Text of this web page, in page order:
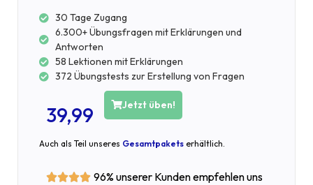
30 Tage Zugang
6.300+ Übungsfragen mit Erklärungen und
Antworten
58 Lektionen mit Erklärungen
372 Übungstests zur Erstellung von Fragen
39,99 Jetzt üben!
Auch als Teil unseres Gesamtpakets erhältlich.
 96% unserer Kunden empfehlen uns